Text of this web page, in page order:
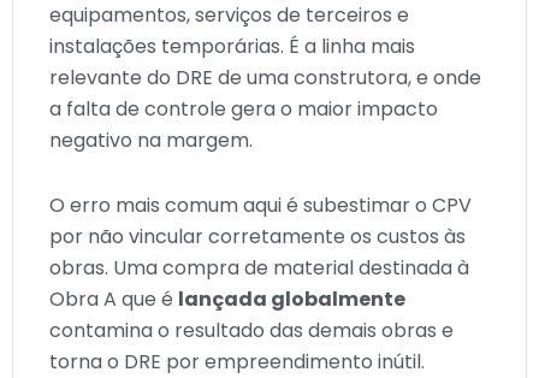
equipamentos, serviços de terceiros e
instalações temporárias. É a linha mais
relevante do DRE de uma construtora, e onde
a falta de controle gera o maior impacto
negativo na margem.
O erro mais comum aqui é subestimar o CPV
por não vincular corretamente os custos às
obras. Uma compra de material destinada à
Obra A que é lançada globalmente
contamina o resultado das demais obras e
torna o DRE por empreendimento inútil.